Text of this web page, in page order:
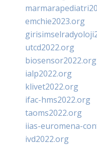
emchie2023.org
utcd2022.org
biosensor2022.org
ialp2022.org
klivet2022.org
ifac-hms2022.org
taoms2022.org
iias-euromena-
ivd2022.org